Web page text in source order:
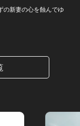
の新妻の心を蝕んでゆ